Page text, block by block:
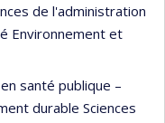
(Indice H=54).
prix nationaux et
Sénior du Fonds
de recherche aux
et en France (Chaire
de l'administration
Environnement et
santé publique –
durable Sciences